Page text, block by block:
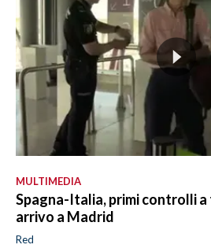
MULTIMEDIA
Spagna-Italia, primi controlli
arrivo a Madrid
Red